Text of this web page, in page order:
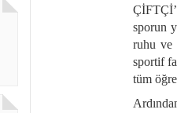
sporun
ruhu ve
sportif
tüm